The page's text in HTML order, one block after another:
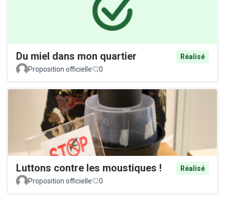
Du miel dans mon quartier
Réalisé
Proposition officielle
0
Luttons contre les moustiques !
Réalisé
Proposition officielle
0